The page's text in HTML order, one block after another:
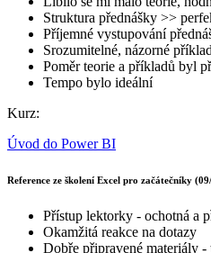
Struktura přednášky >>
Příjemné vystupování
Srozumitelné, názorné
Poměr teorie a příkladů byl
Tempo bylo ideální
Kurz:
Úvod do Power BI
Reference ze školení Excel pro začátečníky
Přístup lektorky - ochotná a
Okamžitá reakce na dotazy
Dobře připravené materiály -